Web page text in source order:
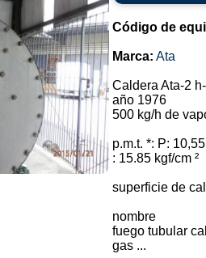
Código de
Marca: Ata
Caldera Ata-2
año 1976
500 kg/h de
p.m.t. *: P:
: 15.85 kgf/cm ²
superficie de
nombre
fuego tubular
gas ...